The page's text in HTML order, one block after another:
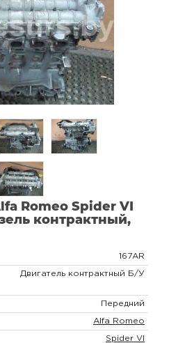
Romeo Spider VI
контрактный,
167AR
Двигатель контрактный Б/У
Передний
Alfa Romeo
Spider VI